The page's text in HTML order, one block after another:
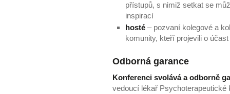
přístupů, s nimiž setkat se
inspirací
hosté – pozvaní kolegové a
komunity, kteří projevili o
Odborná garance
Konferenci svolává a odborně
vedoucí lékař